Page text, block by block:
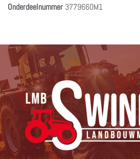
Onderdeelnummer 3779660M1